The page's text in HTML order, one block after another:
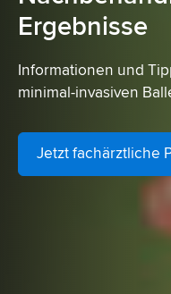
Ergebnisse
Informationen und
minimal-invasiven
Jetzt fachärztliche